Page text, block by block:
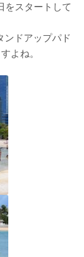
をスタートして
ンドアップパド
よね。